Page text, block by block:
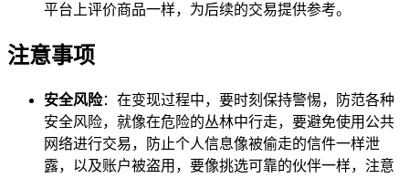
平台上评价商品一样，为后续的交易提供参考。
注意事项
安全风险：在变现过程中，要时刻保持警惕，防范各种
安全风险，就像在危险的丛林中行走，要避免使用公共
网络进行交易，防止个人信息像被偷走的信件一样泄
露，以及账户被盗用，要像挑选可靠的伙伴一样，注意